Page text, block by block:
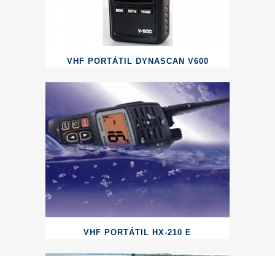
VHF PORTÁTIL DYNASCAN V600
VHF PORTÁTIL HX-210 E